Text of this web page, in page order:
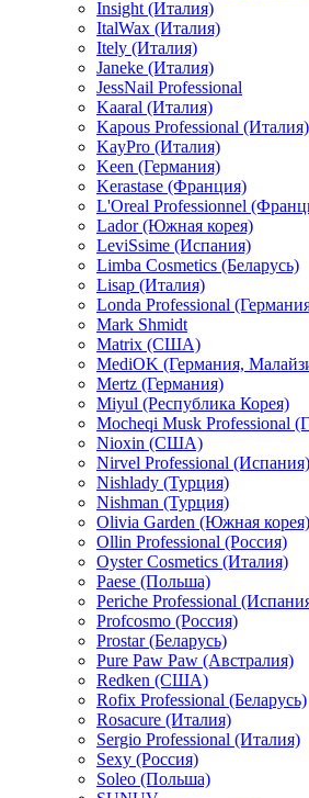
Insight (Италия)
ItalWax (Италия)
Itely (Италия)
Janeke (Италия)
JessNail Professional
Kaaral (Италия)
Kapous Professional (Италия)
KayPro (Италия)
Keen (Германия)
Kerastase (Франция)
L'Oreal Professionnel
Lador (Южная корея)
LeviSsime (Испания)
Limba Cosmetics (Беларусь)
Lisap (Италия)
Londa Professional
Mark Shmidt
Matrix (США)
MediOK (Германия,
Mertz (Германия)
Miyul (Республика Корея)
Mocheqi Musk Professional
Nioxin (США)
Nirvel Professional (Испания)
Nishlady (Турция)
Nishman (Турция)
Olivia Garden (Южная корея)
Ollin Professional (Россия)
Oyster Cosmetics (Италия)
Paese (Польша)
Periche Professional
Profcosmo (Россия)
Prostar (Беларусь)
Pure Paw Paw (Австралия)
Redken (США)
Rofix Professional (Беларусь)
Rosacure (Италия)
Sergio Professional (Италия)
Sexy (Россия)
Soleo (Польша)